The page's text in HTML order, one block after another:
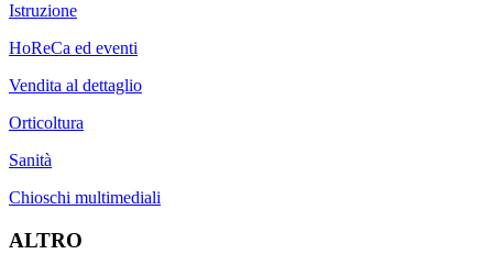
Istruzione
HoReCa ed eventi
Vendita al dettaglio
Orticoltura
Sanità
Chioschi multimediali
ALTRO